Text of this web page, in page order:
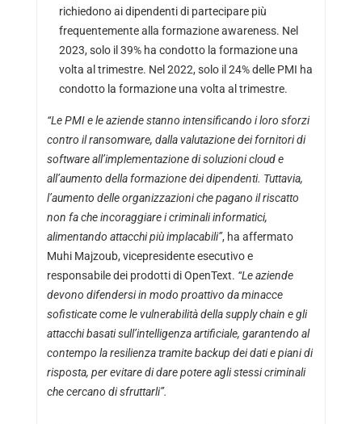
richiedono ai dipendenti di partecipare più
frequentemente alla formazione awareness. Nel
2023, solo il 39% ha condotto la formazione una
volta al trimestre. Nel 2022, solo il 24% delle PMI ha
condotto la formazione una volta al trimestre.
“Le PMI e le aziende stanno intensificando i loro sforzi
contro il ransomware, dalla valutazione dei fornitori di
software all’implementazione di soluzioni cloud e
all’aumento della formazione dei dipendenti. Tuttavia,
l’aumento delle organizzazioni che pagano il riscatto
non fa che incoraggiare i criminali informatici,
alimentando attacchi più implacabili”, ha affermato
Muhi Majzoub, vicepresidente esecutivo e
responsabile dei prodotti di OpenText. “Le aziende
devono difendersi in modo proattivo da minacce
sofisticate come le vulnerabilità della supply chain e gli
attacchi basati sull’intelligenza artificiale, garantendo al
contempo la resilienza tramite backup dei dati e piani di
risposta, per evitare di dare potere agli stessi criminali
che cercano di sfruttarli”.